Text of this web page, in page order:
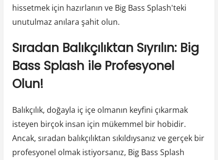
hissetmek için hazırlanın ve Big Bass Splash'teki
unutulmaz anılara şahit olun.
Sıradan Balıkçılıktan Sıyrılın: Big
Bass Splash ile Profesyonel
Olun!
Balıkçılık, doğayla iç içe olmanın keyfini çıkarmak
isteyen birçok insan için mükemmel bir hobidir.
Ancak, sıradan balıkçılıktan sıkıldıysanız ve gerçek bir
profesyonel olmak istiyorsanız, Big Bass Splash